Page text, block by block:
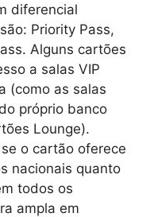
diferencial
Priority Pass,
Alguns cartões
a salas VIP
(como as salas
próprio banco
Lounge).
o cartão oferece
nacionais quanto
todos os
ampla em